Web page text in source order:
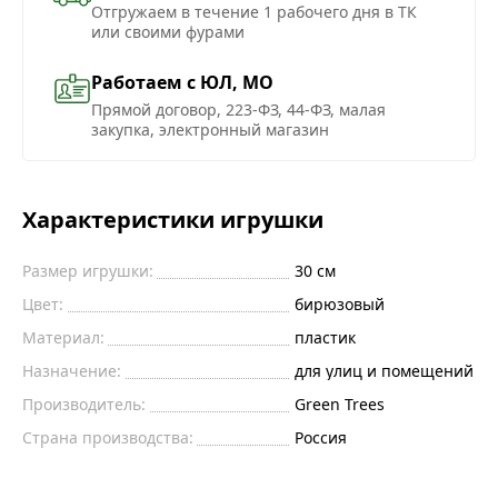
Отгружаем в течение 1 рабочего дня в ТК
или своими фурами
Работаем с ЮЛ, МО
Прямой договор, 223-ФЗ, 44-ФЗ, малая
закупка, электронный магазин
Характеристики игрушки
Размер игрушки:
30 см
Цвет:
бирюзовый
Материал:
пластик
Назначение:
для улиц и помещений
Производитель:
Green Trees
Страна производства:
Россия